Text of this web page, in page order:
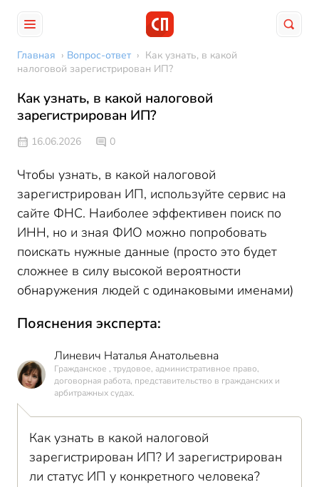
Главная › Вопрос-ответ › Как узнать, в какой
налоговой зарегистрирован ИП?
Как узнать, в какой налоговой
зарегистрирован ИП?
16.06.2026 0
Чтобы узнать, в какой налоговой
зарегистрирован ИП, используйте сервис на
сайте ФНС. Наиболее эффективен поиск по
ИНН, но и зная ФИО можно попробовать
поискать нужные данные (просто это будет
сложнее в силу высокой вероятности
обнаружения людей с одинаковыми именами)
Пояснения эксперта:
Линевич Наталья Анатольевна
Гражданское , трудовое, административное право,
договорная работа, представительство в гражданских и
арбитражных судах.
Как узнать в какой налоговой
зарегистрирован ИП? И зарегистрирован
ли статус ИП у конкретного человека?